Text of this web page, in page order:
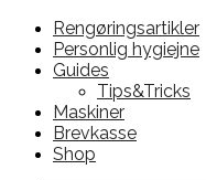
Rengøringsartikler
Personlig hygiejne
Guides
Tips&Tricks
Maskiner
Brevkasse
Shop